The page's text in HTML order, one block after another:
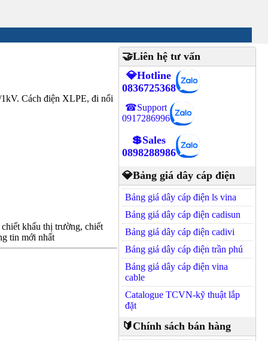
Cách điện XLPE, đi nổi
khấu thị trường, chiết
tin mới nhất
🤝Liên hệ tư vấn
💎Hotline
0836725368
☎Support
0917286996
💲Sales
0898288986
💎Bảng giá dây cáp điện
Bảng giá dây cáp điện ls vina
Bảng giá dây cáp điện cadisun
Bảng giá dây cáp điện cadivi
Bảng giá dây cáp điện trần phú
Bảng giá dây cáp điện vina
cable
Catalogue TCVN-kỹ thuật lắp
đặt
🔰Chính sách bán hàng